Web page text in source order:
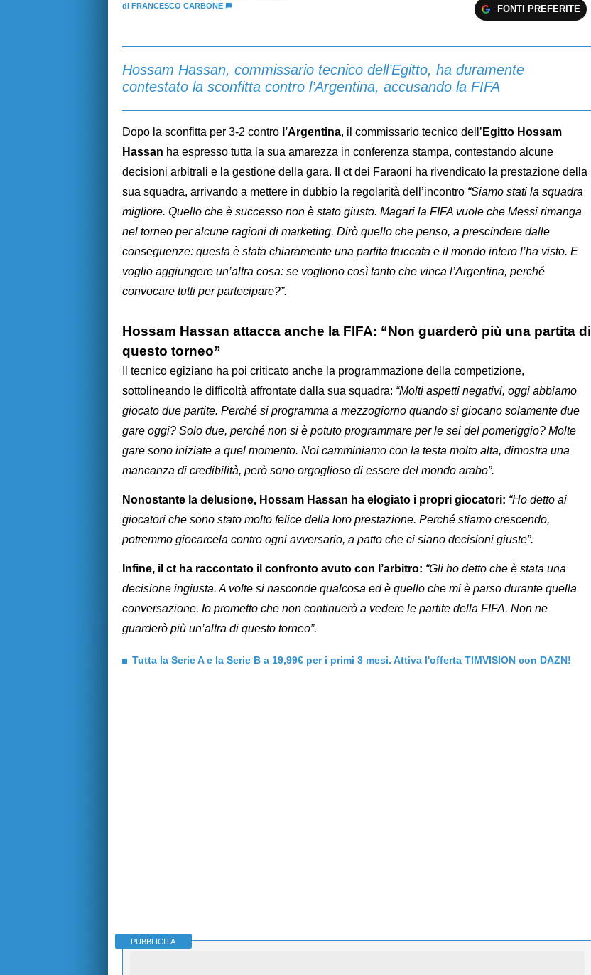
di FRANCESCO CARBONE FONTI PREFERITE
Hossam Hassan, commissario tecnico dell’Egitto, ha duramente
contestato la sconfitta contro l’Argentina, accusando la FIFA
Dopo la sconfitta per 3-2 contro l’Argentina, il commissario tecnico dell’ Egitto Hossam
Hassan ha espresso tutta la sua amarezza in conferenza stampa, contestando alcune
decisioni arbitrali e la gestione della gara. Il ct dei Faraoni ha rivendicato la prestazione della
sua squadra, arrivando a mettere in dubbio la regolarità dell’incontro “Siamo stati la squadra
migliore. Quello che è successo non è stato giusto. Magari la FIFA vuole che Messi rimanga
nel torneo per alcune ragioni di marketing. Dirò quello che penso, a prescindere dalle
conseguenze: questa è stata chiaramente una partita truccata e il mondo intero l’ha visto. E
voglio aggiungere un’altra cosa: se vogliono così tanto che vinca l’Argentina, perché
convocare tutti per partecipare?”.
Hossam Hassan attacca anche la FIFA: “Non guarderò più una partita di
questo torneo”
Il tecnico egiziano ha poi criticato anche la programmazione della competizione,
sottolineando le difficoltà affrontate dalla sua squadra: “Molti aspetti negativi, oggi abbiamo
giocato due partite. Perché si programma a mezzogiorno quando si giocano solamente due
gare oggi? Solo due, perché non si è potuto programmare per le sei del pomeriggio? Molte
gare sono iniziate a quel momento. Noi camminiamo con la testa molto alta, dimostra una
mancanza di credibilità, però sono orgoglioso di essere del mondo arabo”.
Nonostante la delusione, Hossam Hassan ha elogiato i propri giocatori: “Ho detto ai
giocatori che sono stato molto felice della loro prestazione. Perché stiamo crescendo,
potremmo giocarcela contro ogni avversario, a patto che ci siano decisioni giuste”.
Infine, il ct ha raccontato il confronto avuto con l’arbitro: “Gli ho detto che è stata una
decisione ingiusta. A volte si nasconde qualcosa ed è quello che mi è parso durante quella
conversazione. Io prometto che non continuerò a vedere le partite della FIFA. Non ne
guarderò più un’altra di questo torneo”.
Tutta la Serie A e la Serie B a 19,99€ per i primi 3 mesi. Attiva l'offerta TIMVISION con DAZN!
PUBBLICITÀ